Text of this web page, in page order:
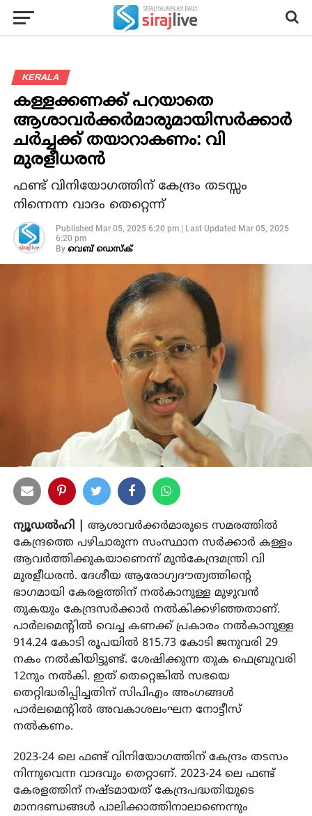
KERALA
കള്ളക്കണക്ക് പറയാതെ
ആശാവര്‍ക്കര്‍മാരുമായിസര്‍ക്കാര്‍
ചര്‍ച്ചക്ക് തയാറാകണം: വി
മുരളീധരന്‍
ഫണ്ട് വിനിയോഗത്തിന് കേന്ദ്രം തടസ്സം
നിന്നെന്ന വാദം തെറ്റെന്ന്
Published Mar 05, 2025 6:20 pm| Last Updated Mar 05, 2025
6:20 pm
By വെബ് ഡെസ്‌ക്
ന്യൂഡല്‍ഹി |
ആശാവര്‍ക്കര്‍മാരുടെ സമരത്തില്‍
കേന്ദ്രത്തെ പഴിചാരുന്ന സംസ്ഥാന സര്‍ക്കാര്‍ കള്ളം
ആവര്‍ത്തിക്കുകയാണെന്ന് മുന്‍കേന്ദ്രമന്ത്രി വി
മുരളീധരന്‍. ദേശീയ ആരോഗ്യദൗത്യത്തിന്റെ
ഭാഗമായി കേരളത്തിന് നല്‍കാനുള്ള മുഴുവന്‍
തുകയും കേന്ദ്രസര്‍ക്കാര്‍ നല്‍കിക്കഴിഞ്ഞതാണ്.
പാര്‍ലമെന്റില്‍ വെച്ച കണക്ക് പ്രകാരം നല്‍കാനുള്ള
914.24 കോടി രൂപയില്‍ 815.73 കോടി ജനുവരി 29
നകം നല്‍കിയിട്ടുണ്ട്. ശേഷിക്കുന്ന തുക ഫെബ്രുവരി
12നും നല്‍കി. ഇത് തെറ്റെങ്കില്‍ സഭയെ
തെറ്റിദ്ധരിപ്പിച്ചതിന് സിപിഎം അംഗങ്ങള്‍
പാര്‍ലമെന്റില്‍ അവകാശലംഘന നോട്ടീസ്
നല്‍കണം.
2023-24 ലെ ഫണ്ട് വിനിയോഗത്തിന് കേന്ദ്രം തടസം
നിന്നുവെന്ന വാദവും തെറ്റാണ്. 2023-24 ലെ ഫണ്ട്
കേരളത്തിന് നഷ്ടമായത് കേന്ദ്രപദ്ധതിയുടെ
മാനദണ്ഡങ്ങള്‍ പാലിക്കാത്തിനാലാണെന്നും